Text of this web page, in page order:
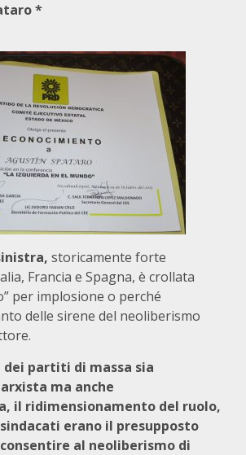
*
storicamente forte
Francia e Spagna, è crollata
per implosione o perché
delle sirene del neoliberismo
dei partiti di massa sia
ma anche
il ridimensionamento del ruolo,
erano il presupposto
al neoliberismo di